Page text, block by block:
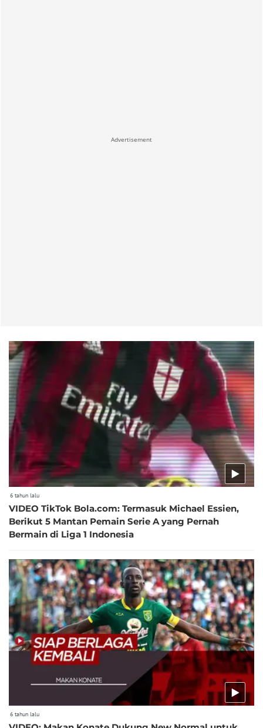
Advertisement
6 tahun lalu
VIDEO TikTok Bola.com: Termasuk Michael Essien,
Berikut 5 Mantan Pemain Serie A yang Pernah
Bermain di Liga 1 Indonesia
6 tahun lalu